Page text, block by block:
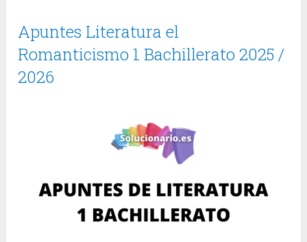
Apuntes Literatura el
Romanticismo 1 Bachillerato 2025 /
2026